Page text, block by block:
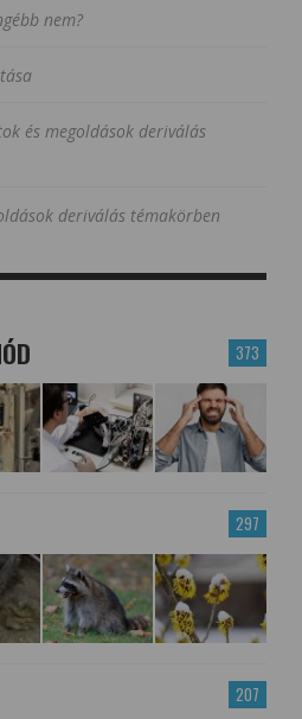
nem?
és megoldások deriválás
deriválás témakörben
373
297
207